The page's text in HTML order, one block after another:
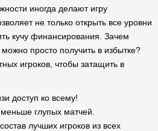
иногда делают игру
не только открыть все уровни
кучу финансирования. Зачем
просто получить в избытке?
игроков, чтобы затащить в
доступ ко всему!
глупых матчей.
лучших игроков из всех